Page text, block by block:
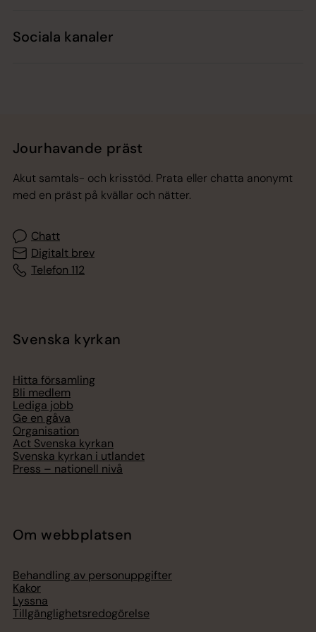
Sociala kanaler
Jourhavande präst
Akut samtals- och krisstöd. Prata eller chatta anonymt
med en präst på kvällar och nätter.
Chatt
Digitalt brev
Telefon 112
Svenska kyrkan
Hitta församling
Bli medlem
Lediga jobb
Ge en gåva
Organisation
Act Svenska kyrkan
Svenska kyrkan i utlandet
Press – nationell nivå
Om webbplatsen
Behandling av personuppgifter
Kakor
Lyssna
Tillgänglighetsredogörelse